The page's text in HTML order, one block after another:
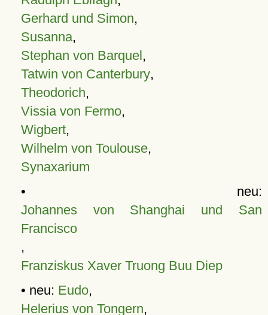
Gerhard und Simon,
Susanna,
Stephan von Barquel,
Tatwin von Canterbury,
Theodorich,
Vissia von Fermo,
Wigbert,
Wilhelm von Toulouse,
Synaxarium
• neu:
Johannes von Shanghai und San
Francisco
,
Franziskus Xaver Truong Buu Diep
• neu: Eudo,
Helerius von Tongern,